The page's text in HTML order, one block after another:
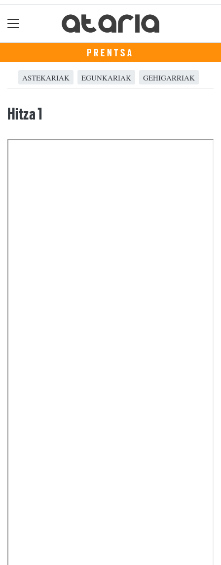
PRENTSA
ASTEKARIAK EGUNKARIAK GEHIGARRIAK
Hitza 1